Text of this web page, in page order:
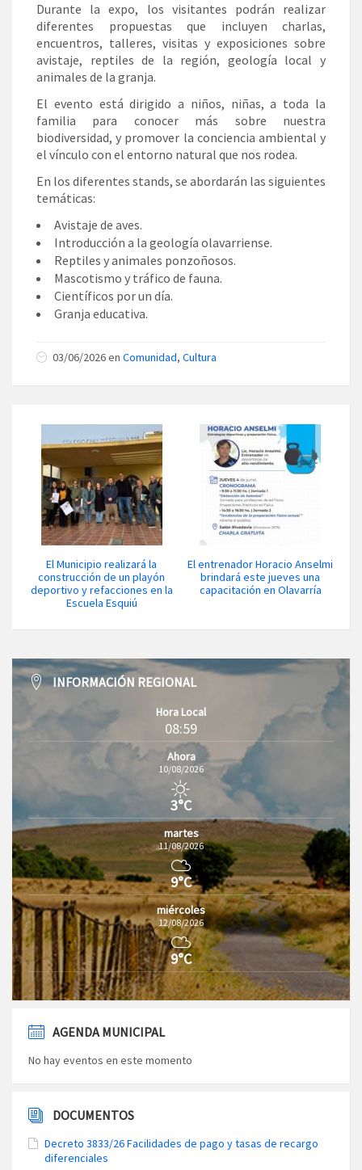
Durante la expo, los visitantes podrán realizar
diferentes propuestas que incluyen charlas,
encuentros, talleres, visitas y exposiciones sobre
avistaje, reptiles de la región, geología local y
animales de la granja.
El evento está dirigido a niños, niñas, a toda la
familia para conocer más sobre nuestra
biodiversidad, y promover la conciencia ambiental y
el vínculo con el entorno natural que nos rodea.
En los diferentes stands, se abordarán las siguientes
temáticas:
Avistaje de aves.
Introducción a la geología olavarriense.
Reptiles y animales ponzoñosos.
Mascotismo y tráfico de fauna.
Científicos por un día.
Granja educativa.
03/06/2026 en Comunidad, Cultura
El Municipio realizará la
construcción de un playón
deportivo y refacciones en la
Escuela Esquiú
El entrenador Horacio Anselmi
brindará este jueves una
capacitación en Olavarría
INFORMACIÓN REGIONAL
Hora Local
08:59
Ahora
10/08/2026
3°C
martes
11/08/2026
9°C
miércoles
12/08/2026
9°C
AGENDA MUNICIPAL
No hay eventos en este momento
DOCUMENTOS
Decreto 3833/26 Facilidades de pago y tasas de recargo
diferenciales